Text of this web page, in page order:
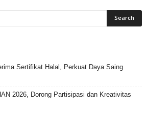
Sertifikat Halal, Perkuat Daya Saing
2026, Dorong Partisipasi dan Kreativitas